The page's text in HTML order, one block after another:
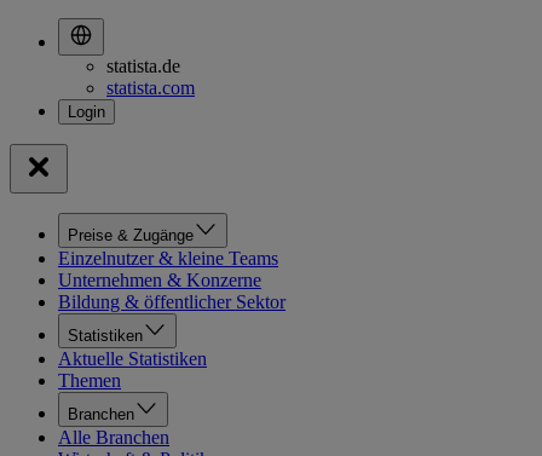
statista.de
statista.com
Preise & Zugänge
Einzelnutzer & kleine Teams
Unternehmen & Konzerne
Bildung & öffentlicher Sektor
Statistiken
Aktuelle Statistiken
Themen
Branchen
Alle Branchen